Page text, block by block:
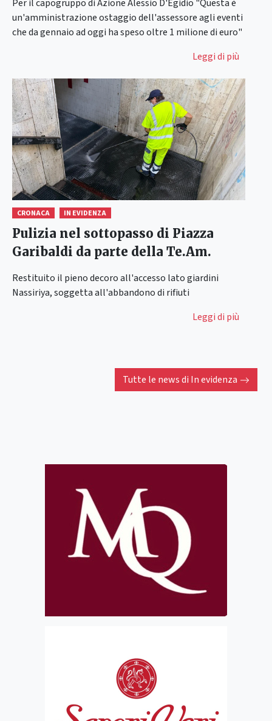
Per il capogruppo di Azione Alessio D'Egidio "Questa è
un'amministrazione ostaggio dell'assessore agli eventi
che da gennaio ad oggi ha speso oltre 1 milione di euro"
Leggi di più
CRONACA IN EVIDENZA
Pulizia nel sottopasso di Piazza
Garibaldi da parte della Te.Am.
Restituito il pieno decoro all'accesso lato giardini
Nassiriya, soggetta all'abbandono di rifiuti
Leggi di più
Tutte le news di In evidenza